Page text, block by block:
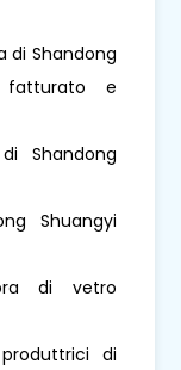
di Shandong
fatturato e
Shandong
Shuangyi
di vetro
di